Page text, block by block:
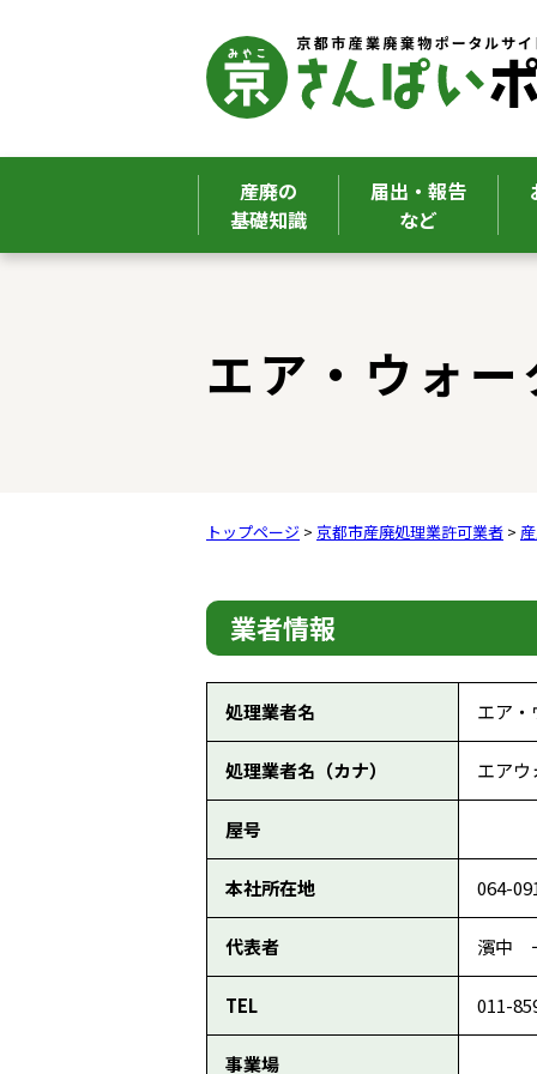
産廃の
基礎知識
届出・報告
など
エア・ウォ
トップページ > 京都市産廃処理業許可業者 >
業者情報
処理業者名 エア・
処理業者名（カナ） エアウ
屋号
本社所在地 064-
代表者 濱中
TEL 011-
事業場